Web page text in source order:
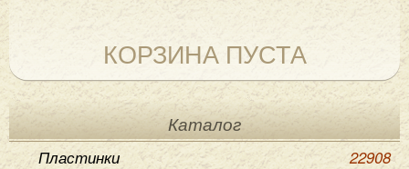
КОРЗИНА ПУСТА
Каталог
Пластинки
22908